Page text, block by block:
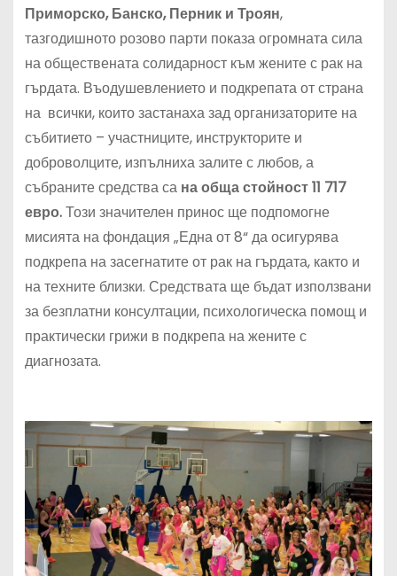
Приморско, Банско, Перник и Троян,
тазгодишното розово парти показа огромната сила
на обществената солидарност към жените с рак на
гърдата. Въодушевлението и подкрепата от страна
на всички, които застанаха зад организаторите на
събитието – участниците, инструкторите и
доброволците, изпълниха залите с любов, а
събраните средства са на обща стойност 11 717
евро.Този значителен принос ще подпомогне
мисията на фондация „Една от 8“ да осигурява
подкрепа на засегнатите от рак на гърдата, както и
на техните близки. Средствата ще бъдат използвани
за безплатни консултации, психологическа помощ и
практически грижи в подкрепа на жените с
диагнозата.